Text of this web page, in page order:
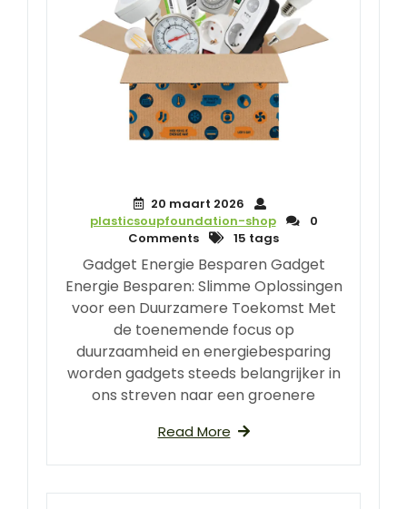
20 maart 2026
plasticsoupfoundation-shop
0
Comments
15 tags
Gadget Energie Besparen Gadget
Energie Besparen: Slimme Oplossingen
voor een Duurzamere Toekomst Met
de toenemende focus op
duurzaamheid en energiebesparing
worden gadgets steeds belangrijker in
ons streven naar een groenere
Read More